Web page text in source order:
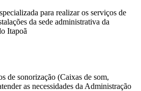
para realizar os serviços de
da sede administrativa da
Itapoã
de sonorização (Caixas de som,
as necessidades da Administração